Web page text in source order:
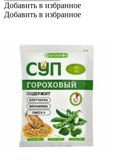
Добавить в избранное
Добавить в избранное